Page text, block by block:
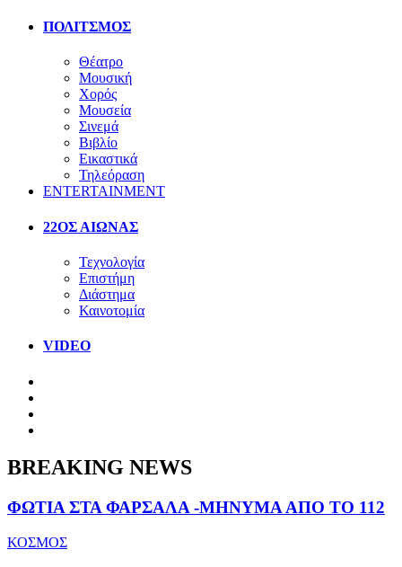
ΠΟΛΙΤΣΜΟΣ
Θέατρο
Μουσική
Χορός
Μουσεία
Σινεμά
Βιβλίο
Εικαστικά
Τηλεόραση
ENTERTAINMENT
22ΟΣ ΑΙΩΝΑΣ
Τεχνολογία
Επιστήμη
Διάστημα
Καινοτομία
VIDEO
BREAKING NEWS
ΦΩΤΙΑ ΣΤΑ ΦΑΡΣΑΛΑ -ΜΗΝΥΜΑ ΑΠΟ ΤΟ 112
ΚΟΣΜΟΣ